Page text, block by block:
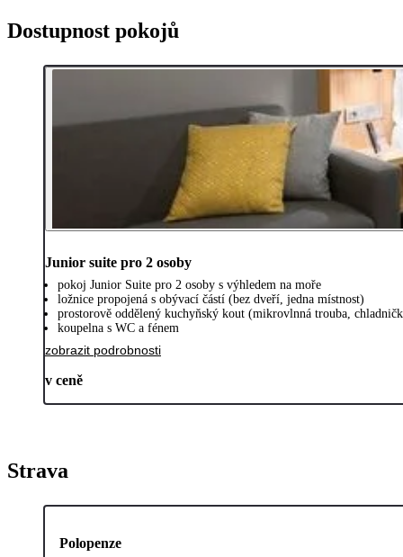
Dostupnost pokojů
Junior suite pro 2 osoby
pokoj Junior Suite pro 2 osoby s výhledem na moře
ložnice propojená s obývací částí (bez dveří, jedna místnost)
prostorově oddělený kuchyňský kout (mikrovlnná trouba,
koupelna s WC a fénem
zobrazit podrobnosti
v ceně
Strava
Polopenze